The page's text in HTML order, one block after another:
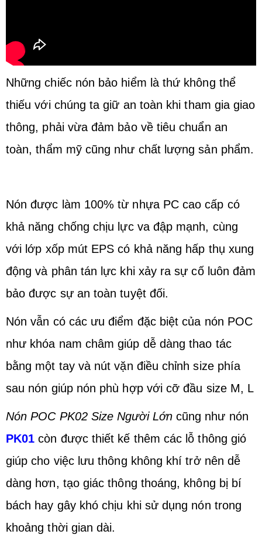
Những chiếc nón bảo hiểm là thứ không thể
thiếu với chúng ta giữ an toàn khi tham gia giao
thông, phải vừa đảm bảo về tiêu chuẩn an
toàn, thẩm mỹ cũng như chất lượng sản phẩm.
Nón được làm 100% từ nhựa PC cao cấp có
khả năng chống chịu lực va đập mạnh, cùng
với lớp xốp mút EPS có khả năng hấp thụ xung
động và phân tán lực khi xảy ra sự cố luôn đảm
bảo được sự an toàn tuyệt đối.
Nón vẫn có các ưu điểm đặc biệt của nón POC
như khóa nam châm giúp dễ dàng thao tác
bằng một tay và nút vặn điều chỉnh size phía
sau nón giúp nón phù hợp với cỡ đầu size M, L
Nón POC PK02 Size Người Lớn cũng như nón
PK01 còn được thiết kế thêm các lỗ thông gió
giúp cho việc lưu thông không khí trở nên dễ
dàng hơn, tạo giác thông thoáng, không bị bí
bách hay gây khó chịu khi sử dụng nón trong
khoảng thời gian dài.